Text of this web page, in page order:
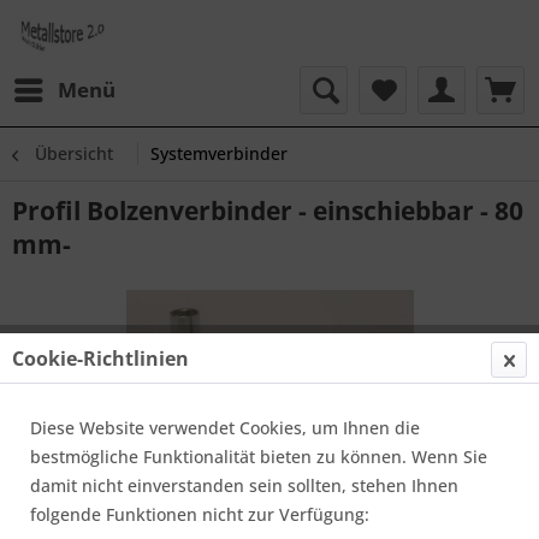
Menü
Übersicht Systemverbinder
Profil Bolzenverbinder - einschiebbar - 80
mm-
Cookie-Richtlinien
Diese Website verwendet Cookies, um Ihnen die
bestmögliche Funktionalität bieten zu können. Wenn Sie
damit nicht einverstanden sein sollten, stehen Ihnen
folgende Funktionen nicht zur Verfügung: